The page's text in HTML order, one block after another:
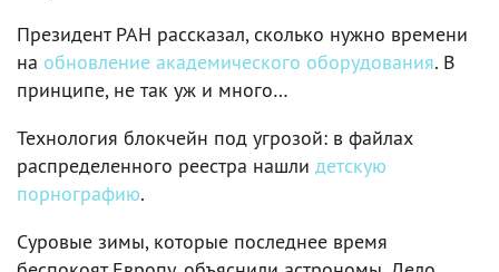
Президент РАН рассказал, сколько нужно времени
на обновление академического оборудования. В
принципе, не так уж и много…
Технология блокчейн под угрозой: в файлах
распределенного реестра нашли детскую
порнографию.
Суровые зимы, которые последнее время